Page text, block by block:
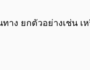
ง ยกตัวอย่างเช่น เ